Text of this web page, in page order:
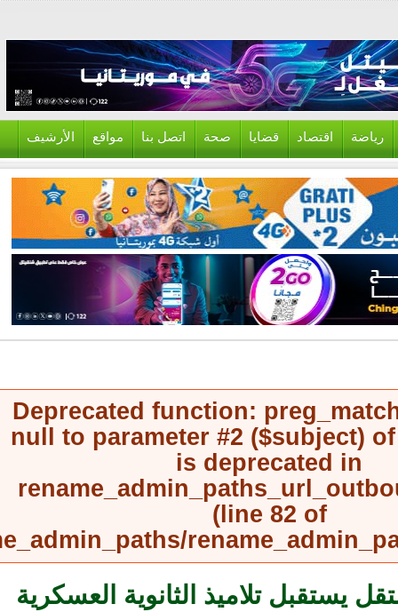
اقتصاد قضايا صحة اتصل بنا مواقع الأرشيف
Deprecated function:
null to parameter #2 ($subject)
is deprecated in
(line82of
يستقبل تلاميذ الثانوية العسكرية